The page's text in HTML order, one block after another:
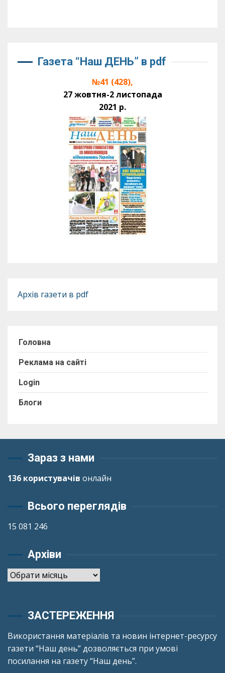
Газета “Наш ДЕНЬ” в pdf
№41 (428),
27 жовтня-2 листопада
2021 р.
Архів газети в pdf
Головна
Реклама на сайті
Login
Блоги
Зараз з нами
136 користувачів онлайн
Всього переглядів
15 081 246
Архіви
Архіви
ЗАСТЕРЕЖЕННЯ
Використання матеріалів та новин інтернет-ресурсу
газети “Наш день” дозволяється при умові
посилання на газету “Наш день”.